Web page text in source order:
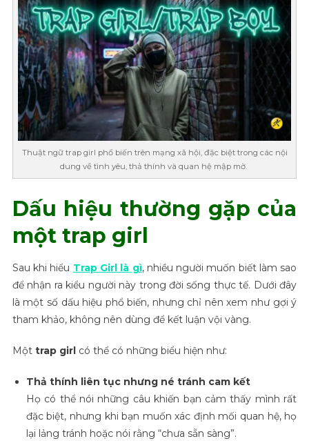
Thuật ngữ trap girl phổ biến trên mạng xã hội, đặc biệt trong các nội
dung về tình yêu, thả thính và quan hệ mập mờ.
Dấu hiệu thường gặp của
một trap girl
Sau khi hiểu Trap Girl là gì, nhiều người muốn biết làm sao
để nhận ra kiểu người này trong đời sống thực tế. Dưới đây
là một số dấu hiệu phổ biến, nhưng chỉ nên xem như gợi ý
tham khảo, không nên dùng để kết luận vội vàng.
Một trap girlcó thể có những biểu hiện như:
Thả thính liên tục nhưng né tránh cam kết
Họ có thể nói những câu khiến bạn cảm thấy mình rất
đặc biệt, nhưng khi bạn muốn xác định mối quan hệ, họ
lại lảng tránh hoặc nói rằng “chưa sẵn sàng”.